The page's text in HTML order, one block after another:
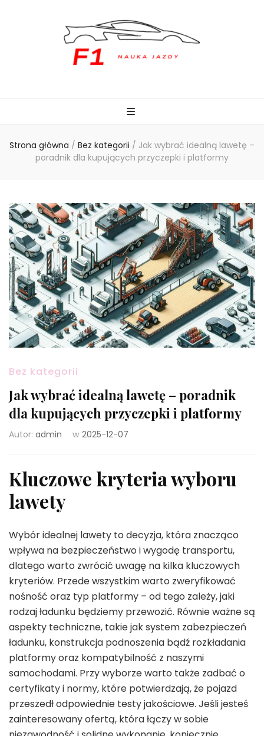
Strona główna / Bez kategorii / Jak wybrać idealną lawetę –
poradnik dla kupujących przyczepki i platformy
Bez kategorii
Jak wybrać idealną lawetę – poradnik
dla kupujących przyczepki i platformy
Autor: admin w 2025-12-07
Kluczowe kryteria wyboru
lawety
Wybór idealnej lawety to decyzja, która znacząco
wpływa na bezpieczeństwo i wygodę transportu,
dlatego warto zwrócić uwagę na kilka kluczowych
kryteriów. Przede wszystkim warto zweryfikować
nośność oraz typ platformy – od tego zależy, jaki
rodzaj ładunku będziemy przewozić. Równie ważne są
aspekty techniczne, takie jak system zabezpieczeń
ładunku, konstrukcja podnoszenia bądź rozkładania
platformy oraz kompatybilność z naszymi
samochodami. Przy wyborze warto także zadbać o
certyfikaty i normy, które potwierdzają, że pojazd
przeszedł odpowiednie testy jakościowe. Jeśli jesteś
zainteresowany ofertą, która łączy w sobie